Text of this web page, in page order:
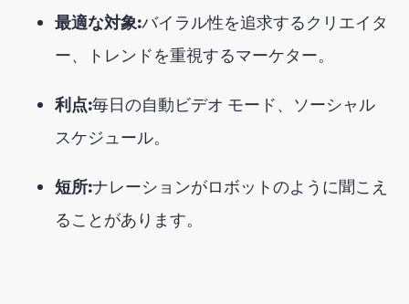
最適な対象:バイラル性を追求するクリエイタ
ー、トレンドを重視するマーケター。
利点:毎日の自動ビデオ モード、ソーシャル
スケジュール。
短所:ナレーションがロボットのように聞こえ
ることがあります。